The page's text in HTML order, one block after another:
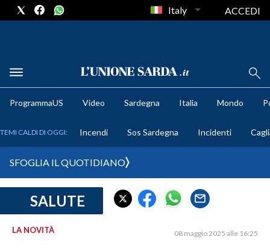
METEO
CRONACA SARDEGNA
Italy ACCEDI
ProgrammaUS Video Sardegna Italia Mondo
TEMI CALDI DI OGGI: Incendi Sos Sardegna Incidenti
SFOGLIA IL QUOTIDIANO
SALUTE
LA NOVITÀ 08 maggio 2025 alle 16:25